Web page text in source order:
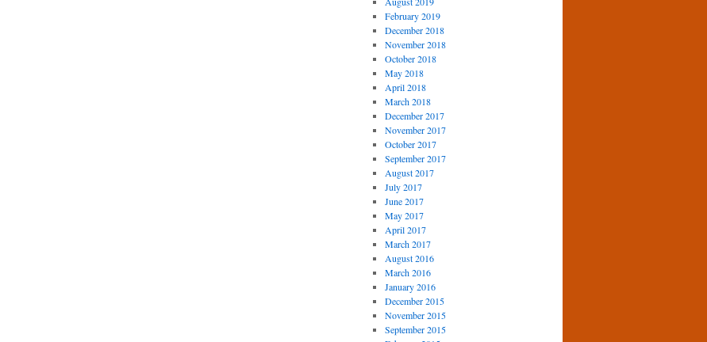
February 2019
December 2018
November 2018
October 2018
May 2018
April 2018
March 2018
December 2017
November 2017
October 2017
September 2017
August 2017
July 2017
June 2017
May 2017
April 2017
March 2017
August 2016
March 2016
January 2016
December 2015
November 2015
September 2015